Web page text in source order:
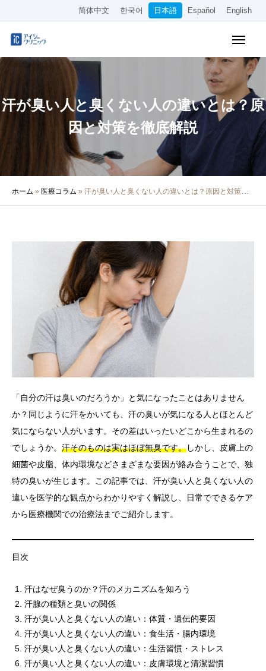
简体中文 한국어 日本語 Español English
汗が臭い人と臭くない人の違いとは？原
因と対策を徹底解説
ホーム » 医療コラム » 汗が臭い人と臭くない人の違いとは？原因と対策を徹底解説
「自分の汗は臭いのだろうか」と気になったことはありません
か？同じように汗をかいても、汗の臭いが気になる人とほとんど
気にならない人がいます。その差はいったいどこから生まれるの
でしょうか。 汗そのものは実はほぼ無臭です。しかし、皮膚上の
細菌や皮脂、体内環境などさまざまな要因が絡み合うことで、独
特の臭いが生じます。この記事では、汗が臭い人と臭くない人の
違いを医学的な観点からわかりやすく解説し、日常でできるケア
から医療機関での治療法までご紹介します。
目次
汗はなぜ臭うのか？汗のメカニズムを知ろう
汗腺の種類と臭いの関係
汗が臭い人と臭くない人の違い：体質・遺伝的要因
汗が臭い人と臭くない人の違い：食生活・腸内環境
汗が臭い人と臭くない人の違い：生活習慣・ストレス
汗が臭い人と臭くない人の違い：皮膚環境と清潔習慣
アクセス
クリニック紹介
院長・医師の紹介
简体中文 한국어 日本語 Español